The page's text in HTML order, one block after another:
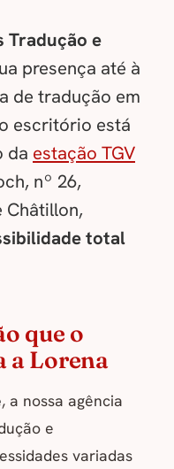
Tradução e
presença até à
de tradução em
escritório está
da estação TGV
nº 26,
Châtillon,
total
que o
a Lorena
, a nossa agência
e
variadas